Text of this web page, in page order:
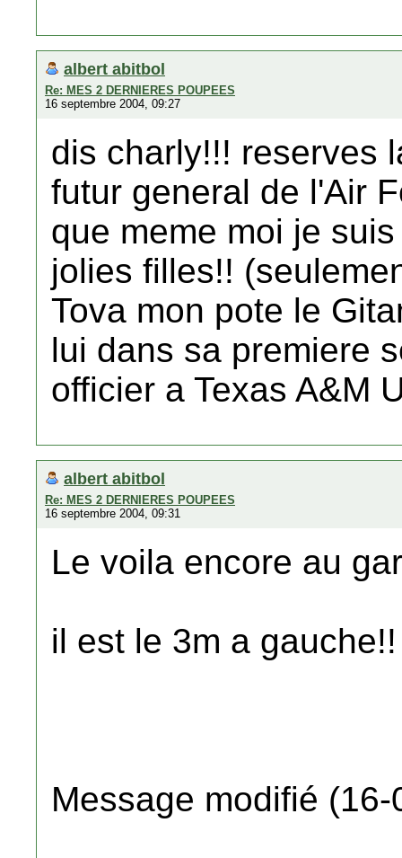
albert abitbol
Re: MES 2 DERNIERES POUPEES
16 septembre 2004, 09:27
dis charly!!! reserves
futur general de l'Air
que meme moi je
jolies filles!!
Tova mon pote le
lui dans sa premiere
officier a Texas A&M
albert abitbol
Re: MES 2 DERNIERES POUPEES
16 septembre 2004, 09:31
Le voila encore au
il est le 3m a gauche!!
Message modifié